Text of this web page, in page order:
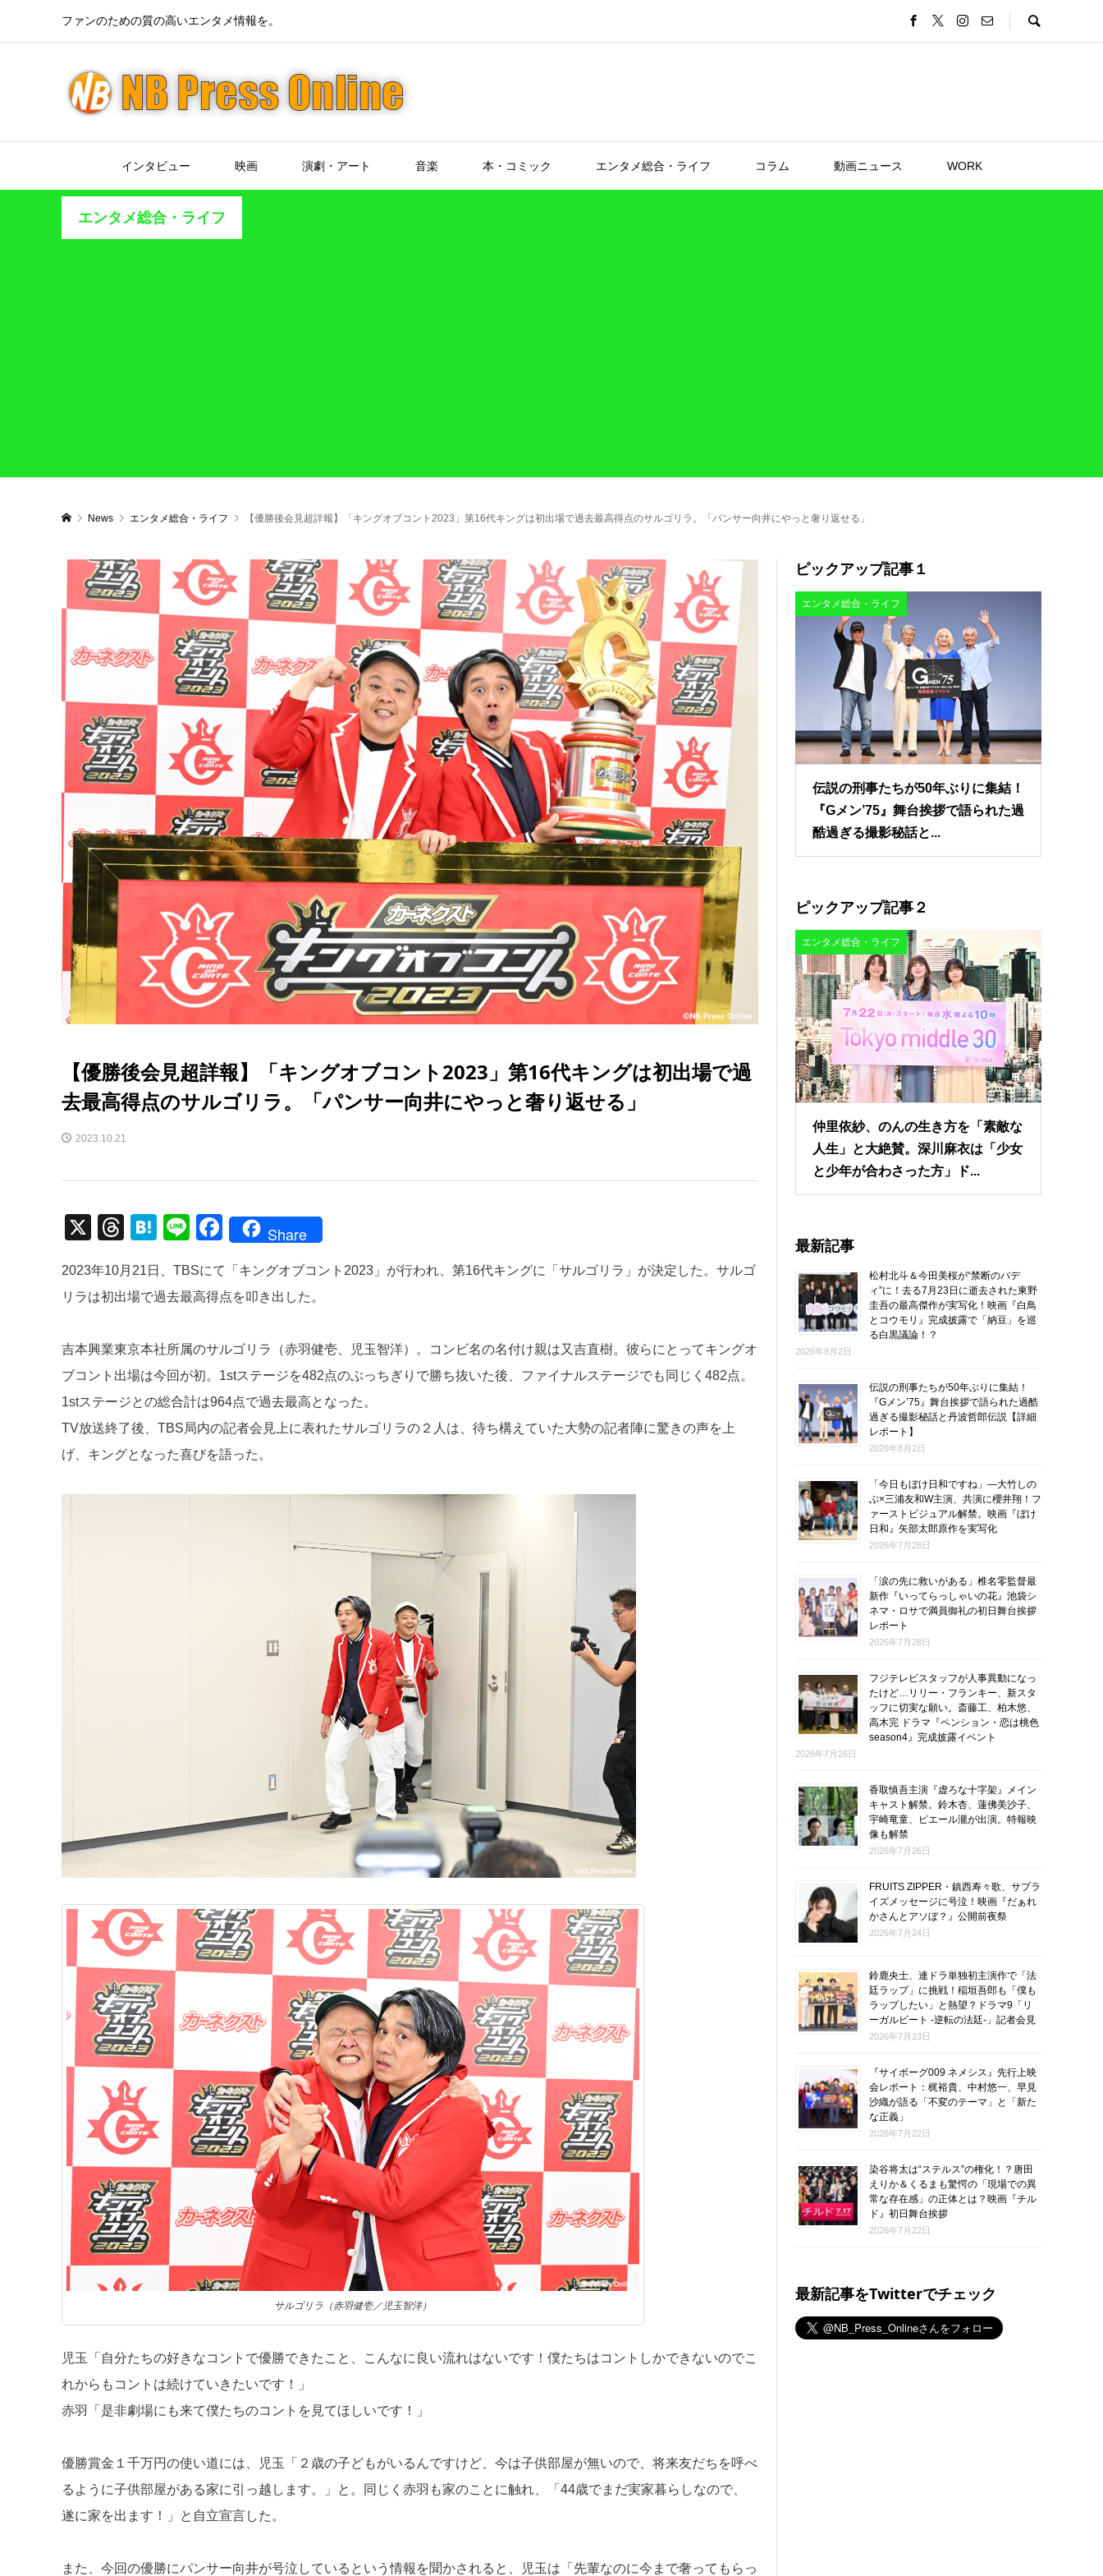
ファンのための質の高いエンタメ情報を。
インタビュー 映画 演劇・アート 音楽 本・コミック エンタメ総合・ライフ コラム 動画ニュース WORK
エンタメ総合・ライフ
News エンタメ総合・ライフ 【優勝後会見超詳報】「キングオブコント2023」第16代キングは初出場で過去最高得点のサルゴリラ。「パンサー向井にやっと奢り返せる」
【優勝後会見超詳報】「キングオブコント2023」第16代キングは初出場で過
去最高得点のサルゴリラ。「パンサー向井にやっと奢り返せる」
2023.10.21
X
T
e
a
s
H
e
n
Li
e
F
c
e
o
o
k
Share
2023年10月21日、TBSにて「キングオブコント2023」が行われ、第16代キングに「サルゴリラ」が決定した。サルゴ
リラは初出場で過去最高得点を叩き出した。
吉本興業東京本社所属のサルゴリラ（赤羽健壱、児玉智洋）。コンビ名の名付け親は又吉直樹。彼らにとってキングオ
ブコント出場は今回が初。1stステージを482点のぶっちぎりで勝ち抜いた後、ファイナルステージでも同じく482点。
1stステージとの総合計は964点で過去最高となった。
TV放送終了後、TBS局内の記者会見上に表れたサルゴリラの２人は、待ち構えていた大勢の記者陣に驚きの声を上
げ、キングとなった喜びを語った。
サルゴリラ（赤羽健壱／児玉智洋）
児玉「自分たちの好きなコントで優勝できたこと、こんなに良い流れはないです！僕たちはコントしかできないのでこ
れからもコントは続けていきたいです！」
赤羽「是非劇場にも来て僕たちのコントを見てほしいです！」
優勝賞金１千万円の使い道には、児玉「２歳の子どもがいるんですけど、今は子供部屋が無いので、将来友だちを呼べ
るように子供部屋がある家に引っ越します。」と。同じく赤羽も家のことに触れ、「44歳でまだ実家暮らしなので、
遂に家を出ます！」と自立宣言した。
また、今回の優勝にパンサー向井が号泣しているという情報を聞かされると、児玉は「先輩なのに今まで奢ってもらっ
ピックアップ記事１
エンタメ総合・ライフ
伝説の刑事たちが50年ぶりに集結！
『Gメン’75』舞台挨拶で語られた過
酷過ぎる撮影秘話と...
ピックアップ記事２
エンタメ総合・ライフ
仲里依紗、のんの生き方を「素敵な
人生」と大絶賛。深川麻衣は「少女
と少年が合わさった方」ド...
最新記事
松村北斗＆今田美桜が“禁断のバデ
ィ”に！去る7月23日に逝去された東野
圭吾の最高傑作が実写化！映画『白鳥
とコウモリ』完成披露で「納豆」を巡
る白黒議論！？
2026年8月2日
伝説の刑事たちが50年ぶりに集結！
『Gメン’75』舞台挨拶で語られた過酷
過ぎる撮影秘話と丹波哲郎伝説【詳細
レポート】
2026年8月2日
「今日もぼけ日和ですね」―大竹しの
ぶ×三浦友和W主演、共演に櫻井翔！フ
ァーストビジュアル解禁。映画『ぼけ
日和』矢部太郎原作を実写化
2026年7月28日
「涙の先に救いがある」椎名零監督最
新作『いってらっしゃいの花』池袋シ
ネマ・ロサで満員御礼の初日舞台挨拶
レポート
2026年7月28日
フジテレビスタッフが人事異動になっ
たけど…リリー・フランキー、新スタ
ッフに切実な願い。斎藤工、柏木悠、
高木完 ドラマ『ペンション・恋は桃色
season4』完成披露イベント
2026年7月26日
香取慎吾主演『虚ろな十字架』メイン
キャスト解禁。鈴木杏、蓮佛美沙子、
宇崎竜童、ピエール瀧が出演。特報映
像も解禁
2026年7月26日
FRUITS ZIPPER・鎮西寿々歌、サプラ
イズメッセージに号泣！映画『だぁれ
かさんとアソぼ？』公開前夜祭
2026年7月24日
鈴鹿央士、連ドラ単独初主演作で「法
廷ラップ」に挑戦！稲垣吾郎も「僕も
ラップしたい」と熱望？ドラマ9「リ
ーガルビート -逆転の法廷-」記者会見
2026年7月23日
『サイボーグ009 ネメシス』先行上映
会レポート：梶裕貴、中村悠一、早見
沙織が語る「不変のテーマ」と「新た
な正義」
2026年7月22日
染谷将太は“ステルス”の権化！？唐田
えりか＆くるまも驚愕の「現場での異
常な存在感」の正体とは？映画『チル
ド』初日舞台挨拶
2026年7月22日
最新記事をTwitterでチェック